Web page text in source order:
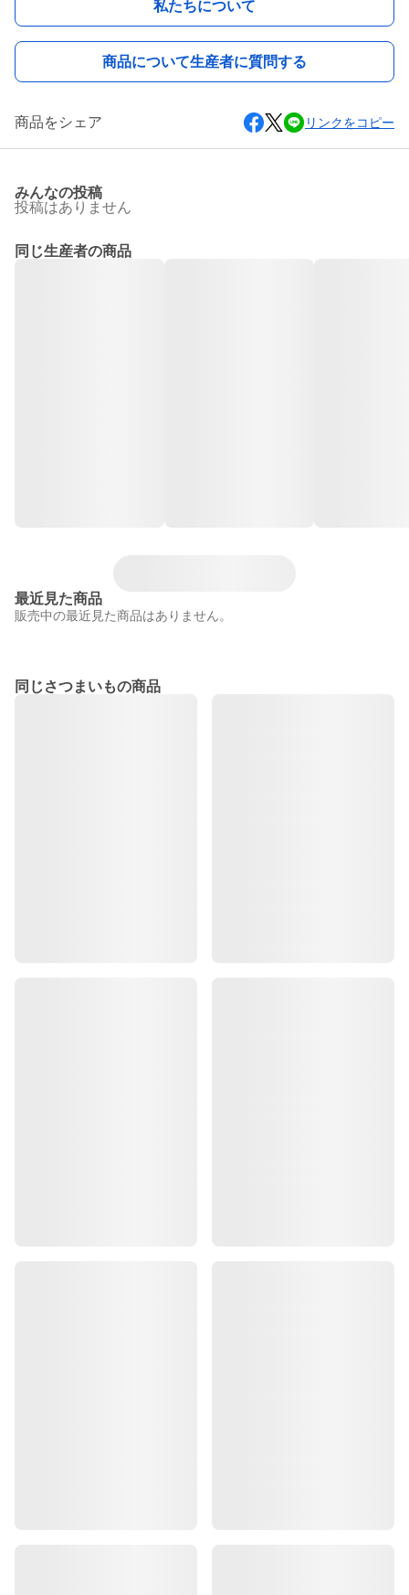
私たちについて
商品について生産者に質問する
商品をシェア リンクをコピー
みんなの投稿
投稿はありません
同じ生産者の商品
最近見た商品
販売中の最近見た商品はありません。
同じさつまいもの商品